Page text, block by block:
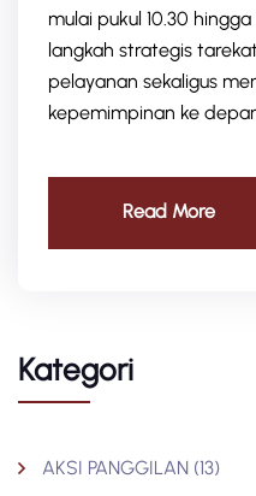
mulai pukul 10.30 hingga
langkah strategis
pelayanan sekaligus
kepemimpinan ke
Read More
Kategori
AKSI PANGGILAN (13)